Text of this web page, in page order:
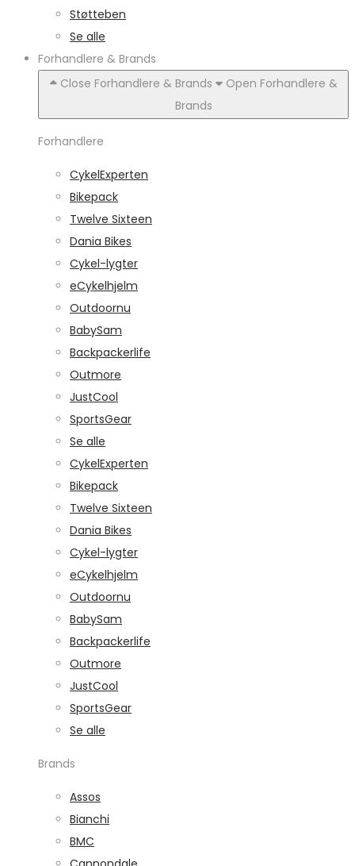
Støtteben
Se alle
Forhandlere & Brands
Close Forhandlere & Brands
Open Forhandlere &
Brands
Forhandlere
CykelExperten
Bikepack
Twelve Sixteen
Dania Bikes
Cykel-lygter
eCykelhjelm
Outdoornu
BabySam
Backpackerlife
Outmore
JustCool
SportsGear
Se alle
CykelExperten
Bikepack
Twelve Sixteen
Dania Bikes
Cykel-lygter
eCykelhjelm
Outdoornu
BabySam
Backpackerlife
Outmore
JustCool
SportsGear
Se alle
Brands
Assos
Bianchi
BMC